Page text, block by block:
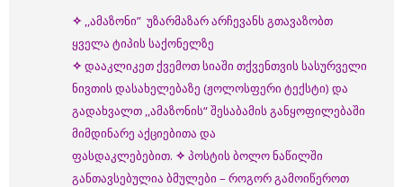
✧ ,,ამაზონი” უზარმაზარ არჩევანს გთავაზობთ
ყველა ტიპის საქონელზე
✧ დააკლიკეთ ქვემოთ სიაში თქვენთვის სასურველი
ნივთის დასახელებაზე (ჟოლოსფერი ტექსტი) და
გადახვალთ ,,ამაზონის“ შესაბამის განყოფილებაში
მიმდინარე აქციებითა და
ფასდაკლებებით. ✧ პოსტის ბოლო ნაწილში
განთავსებულია ბმულები – როგორ გამოიწეროთ